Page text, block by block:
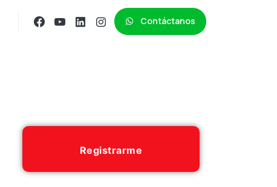
Contáctanos
Registrarme